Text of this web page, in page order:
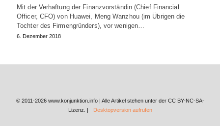
Mit der Verhaftung der Finanzvorständin (Chief Financial
Officer, CFO) von Huawei, Meng Wanzhou (im Übrigen die
Tochter des Firmengründers), vor wenigen…
6. Dezember 2018
© 2011-2026 www.konjunktion.info | Alle Artikel stehen unter der CC BY-NC-SA-
Lizenz. |
Desktopversion aufrufen